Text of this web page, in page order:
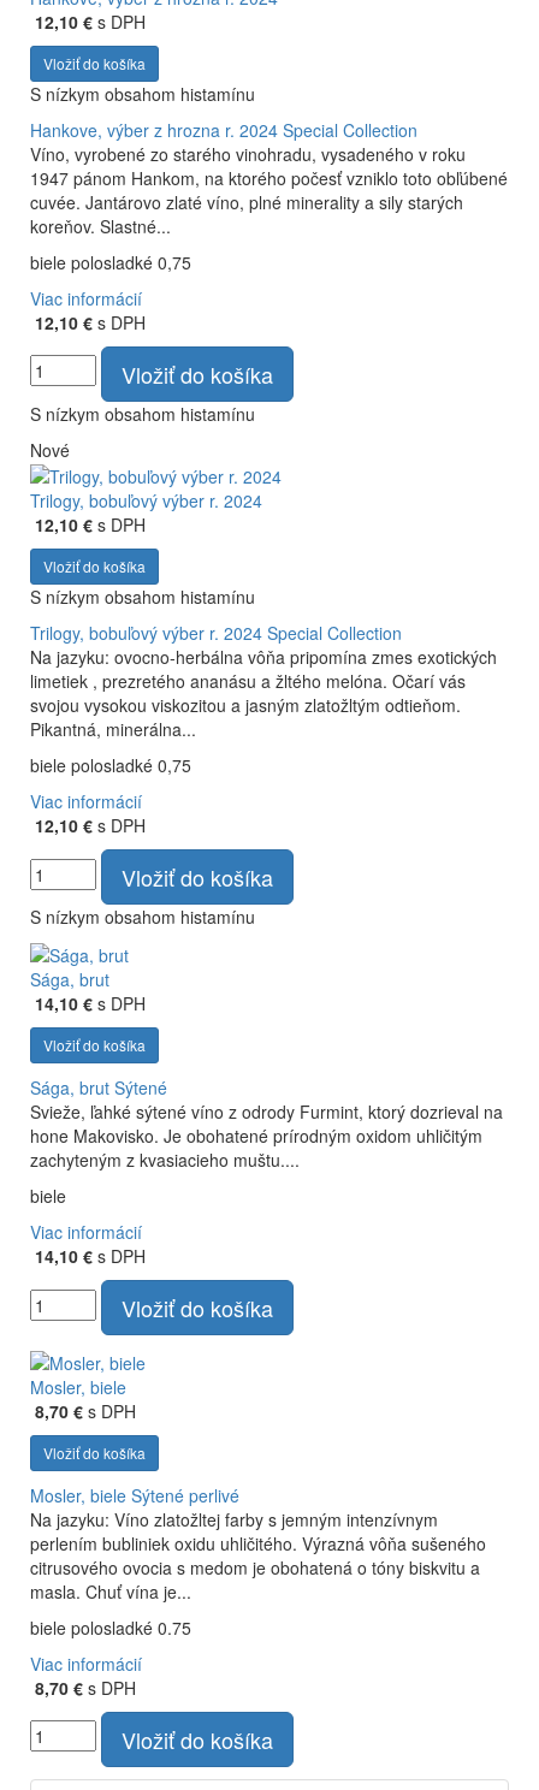
12,10 € s DPH
Vložiť do košíka
S nízkym obsahom histamínu
Hankove, výber z hrozna r. 2024 Special Collection
Víno, vyrobené zo starého vinohradu, vysadeného v roku
1947 pánom Hankom, na ktorého počesť vzniklo toto obľúbené
cuvée. Jantárovo zlaté víno, plné minerality a sily starých
koreňov. Slastné...
biele polosladké 0,75
Viac informácií
12,10 € s DPH
Vložiť do košíka
S nízkym obsahom histamínu
Nové
Trilogy, bobuľový výber r. 2024
12,10 € s DPH
Vložiť do košíka
S nízkym obsahom histamínu
Trilogy, bobuľový výber r. 2024 Special Collection
Na jazyku: ovocno-herbálna vôňa pripomína zmes exotických
limetiek , prezretého ananásu a žltého melóna. Očarí vás
svojou vysokou viskozitou a jasným zlatožltým odtieňom.
Pikantná, minerálna...
biele polosladké 0,75
Viac informácií
12,10 € s DPH
Vložiť do košíka
S nízkym obsahom histamínu
Sága, brut
14,10 € s DPH
Vložiť do košíka
Sága, brut Sýtené
Svieže, ľahké sýtené víno z odrody Furmint, ktorý dozrieval na
hone Makovisko. Je obohatené prírodným oxidom uhličitým
zachyteným z kvasiacieho muš­tu....
biele
Viac informácií
14,10 € s DPH
Vložiť do košíka
Mosler, biele
8,70 € s DPH
Vložiť do košíka
Mosler, biele Sýtené perlivé
Na jazyku: Víno zlatožltej farby s jemným intenzívnym
perlením bubliniek oxidu uhličitého. Výrazná vôňa sušeného
citrusového ovocia s medom je obohatená o tóny biskvitu a
masla. Chuť vína je...
biele polosladké 0.75
Viac informácií
8,70 € s DPH
Vložiť do košíka